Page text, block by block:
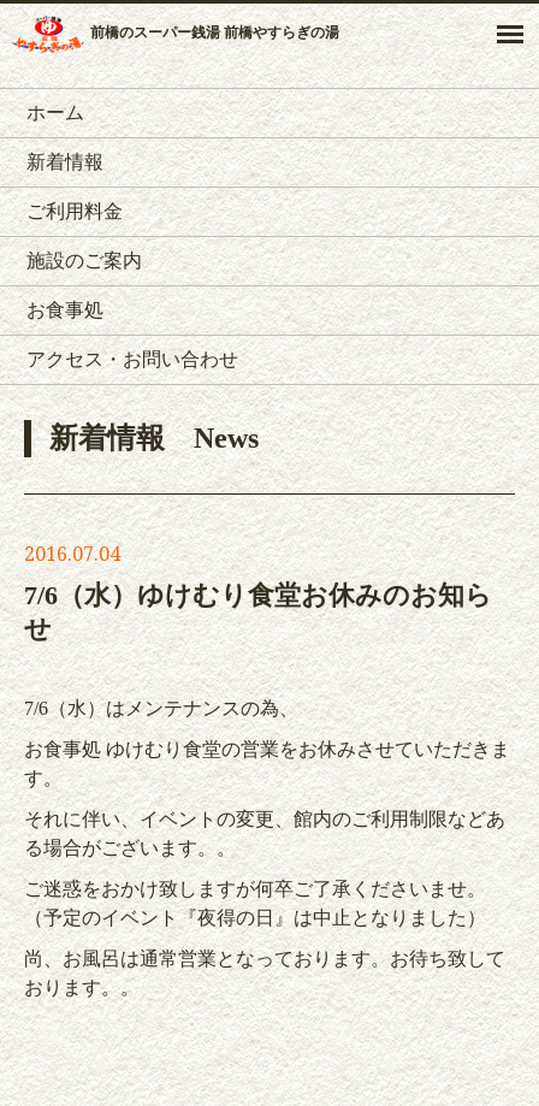
ホーム
新着情報
ご利用料金
施設のご案内
お食事処
アクセス・お問い合わせ
前橋のスーパー銭湯 前橋やすらぎの湯
新着情報News
2016.07.04
7/6（水）ゆけむり食堂お休みのお知ら
せ
7/6（水）はメンテナンスの為、
お食事処 ゆけむり食堂の営業をお休みさせていただきま
す。
それに伴い、イベントの変更、館内のご利用制限などあ
る場合がございます。。
ご迷惑をおかけ致しますが何卒ご了承くださいませ。
（予定のイベント『夜得の日』は中止となりました）
尚、お風呂は通常営業となっております。お待ち致して
おります。。